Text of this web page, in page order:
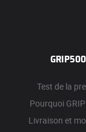
GRIP500
Test de la
Pourquoi
Livraison et